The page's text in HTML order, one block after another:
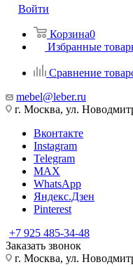
Войти
Корзина0
Избранные
Сравнение
mebel@leber.ru
г. Москва, ул.
Вконтакте
Instagram
Telegram
MAX
WhatsApp
Яндекс.Дзен
Pinterest
+7 925 485-34-48
Заказать звонок
г. Москва, ул.